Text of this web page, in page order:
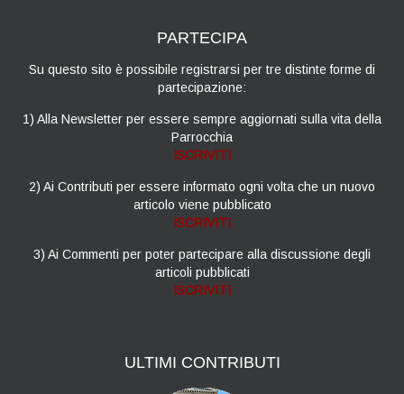
PARTECIPA
Su questo sito è possibile registrarsi per tre distinte forme di
partecipazione:
1) Alla Newsletter per essere sempre aggiornati sulla vita della
Parrocchia
ISCRIVITI
2) Ai Contributi per essere informato ogni volta che un nuovo
articolo viene pubblicato
ISCRIVITI
3) Ai Commenti per poter partecipare alla discussione degli
articoli pubblicati
ISCRIVITI
ULTIMI CONTRIBUTI